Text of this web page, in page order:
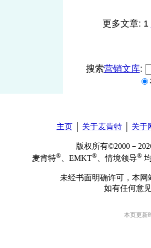
更多文章: 1
搜索营销文库:
主页│ 关于麦肯特│ 关于
版权所有©2000－
麦肯特® 、EMKT® 、情境领导®
未经书面明确许可，本
如有任何意
本页更新